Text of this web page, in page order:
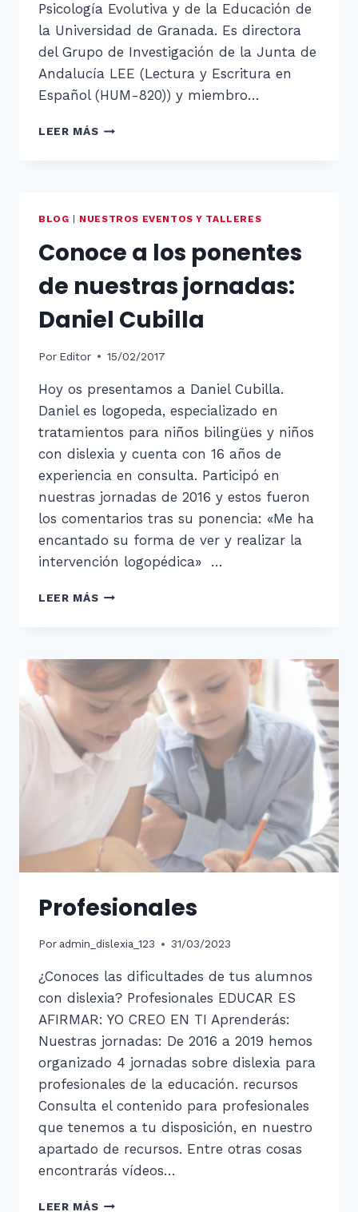
Psicología Evolutiva y de la Educación de
la Universidad de Granada. Es directora
del Grupo de Investigación de la Junta de
Andalucía LEE (Lectura y Escritura en
Español (HUM-820)) y miembro…
LEER MÁSCONOCE
FRANCISCA
SERRANO
BLOG NUESTROS EVENTOS Y TALLERES
Conoce a los ponentes
de nuestras jornadas:
Daniel Cubilla
Por Editor 15/02/2017
Hoy os presentamos a Daniel Cubilla.
Daniel es logopeda, especializado en
tratamientos para niños bilingües y niños
con dislexia y cuenta con 16 años de
experiencia en consulta. Participó en
nuestras jornadas de 2016 y estos fueron
los comentarios tras su ponencia: «Me ha
encantado su forma de ver y realizar la
intervención logopédica» …
LEER MÁSCONOCE
DE
NUESTRAS
JORNADAS:
DANIEL
CUBILLA
Profesionales
Por admin_dislexia_123 31/03/2023
¿Conoces las dificultades de tus alumnos
con dislexia? Profesionales EDUCAR ES
AFIRMAR: YO CREO EN TI Aprenderás:
Nuestras jornadas: De 2016 a 2019 hemos
organizado 4 jornadas sobre dislexia para
profesionales de la educación. recursos
Consulta el contenido para profesionales
que tenemos a tu disposición, en nuestro
apartado de recursos. Entre otras cosas
encontrarás vídeos…
LEER MÁSPROFESIONALES